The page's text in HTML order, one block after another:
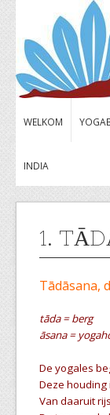
WELKOM
INDIA
1.
Tādāsana,
tāda = berg
āsana =
De yogales
Deze houding
Van daaruit